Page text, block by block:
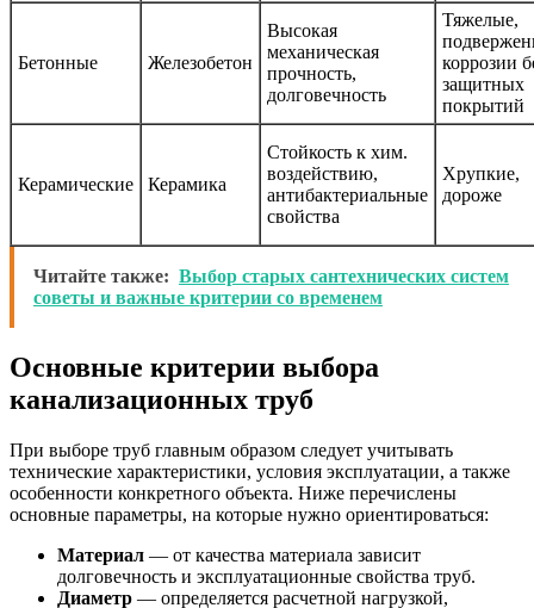
Бетонные Железобетон
Высокая
механическая
прочность,
долговечность
Тяжелые,
коррозии
защитных
покрытий
Керамические Керамика
Стойкость к хим.
воздействию,
антибактериальные
свойства
Хрупкие,
дороже
Читайте также: Выбор старых сантехнических систем
советы и важные критерии со временем
Основные критерии выбора
канализационных труб
При выборе труб главным образом следует учитывать
технические характеристики, условия эксплуатации, а также
особенности конкретного объекта. Ниже перечислены
основные параметры, на которые нужно ориентироваться:
Материал — от качества материала зависит
долговечность и эксплуатационные свойства труб.
Диаметр — определяется расчетной нагрузкой,